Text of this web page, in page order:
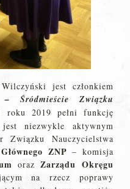
jest członkiem
Śródmieście Związku
roku 2019 pełni funkcję
niezwykle aktywnym
Związku Nauczycielstwa
ZNP – komisja
orazZarządu Okręgu
na rzecz poprawy